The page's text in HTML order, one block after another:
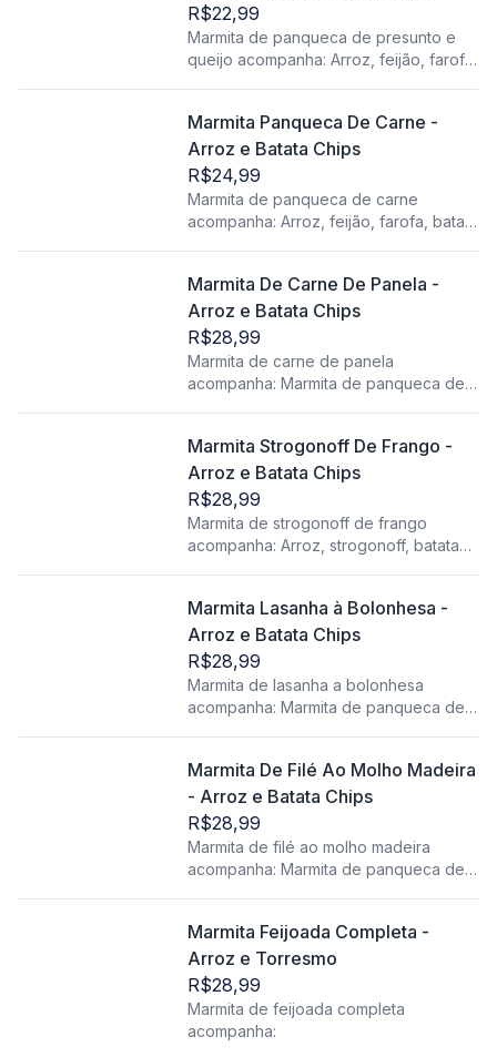
R$22,99
Marmita de panqueca de presunto e
queijo acompanha: Arroz, feijão, farofa,
Marmita Panqueca De Carne -
Arroz e Batata Chips
R$24,99
Marmita de panqueca de carne
acompanha: Arroz, feijão, farofa, batata
Marmita De Carne De Panela -
Arroz e Batata Chips
R$28,99
Marmita de carne de panela
acompanha: Marmita de panqueca de
tomate).
Marmita Strogonoff De Frango -
Arroz e Batata Chips
R$28,99
Marmita de strogonoff de frango
acompanha: Arroz, strogonoff, batata
Marmita Lasanha à Bolonhesa -
Arroz e Batata Chips
R$28,99
Marmita de lasanha a bolonhesa
acompanha: Marmita de panqueca de
tomate).
Marmita De Filé Ao Molho Madeira
- Arroz e Batata Chips
R$28,99
Marmita de filé ao molho madeira
acompanha: Marmita de panqueca de
tomate).
Marmita Feijoada Completa -
Arroz e Torresmo
R$28,99
Marmita de feijoada completa
acompanha: